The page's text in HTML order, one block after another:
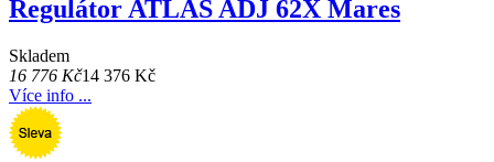
Regulátor ATLAS ADJ 62X Mares
Skladem
16 776 Kč14 376 Kč
Více info ...